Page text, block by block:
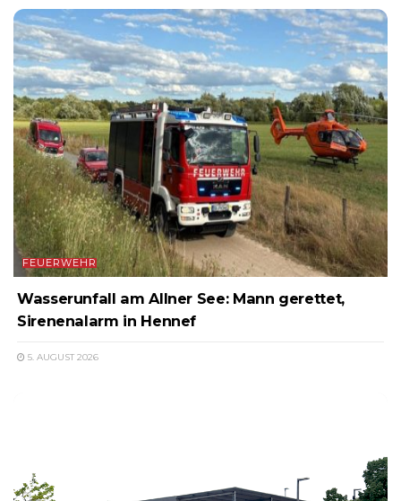
FEUERWEHR
Wasserunfall am Allner See: Mann gerettet,
Sirenenalarm in Hennef
5. AUGUST 2026